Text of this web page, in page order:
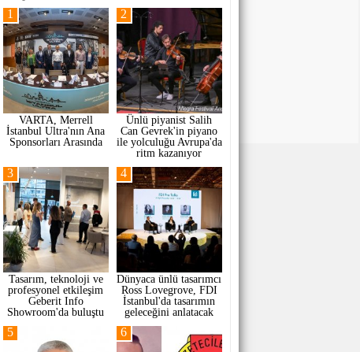
VARTA, Merrell
İstanbul Ultra'nın Ana
Sponsorları Arasında
1
Ünlü piyanist Salih
Can Gevrek'in piyano
ile yolculuğu Avrupa'da
ritm kazanıyor
2
Tasarım, teknoloji ve
profesyonel etkileşim
Geberit Info
Showroom'da buluştu
3
Dünyaca ünlü tasarımcı
Ross Lovegrove, FDI
İstanbul'da tasarımın
geleceğini anlatacak
4
5 6